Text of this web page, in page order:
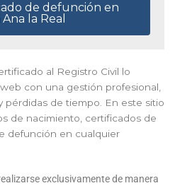
de defunción en
la Real
al Registro Civil lo
con una gestión profesional,
pérdidas de tiempo. En este sitio
de nacimiento, certificados de
defunción en cualquier
exclusivamente de manera